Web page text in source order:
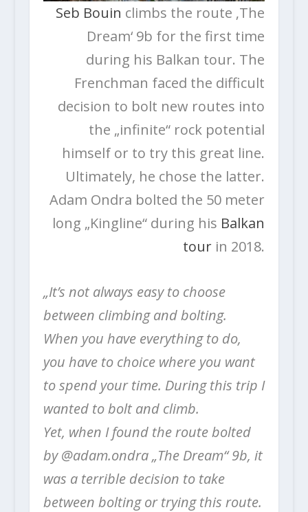
Seb Bouin climbs the route ‚The
Dream‘ 9b for the first time
during his Balkan tour. The
Frenchman faced the difficult
decision to bolt new routes into
the „infinite“ rock potential
himself or to try this great line.
Ultimately, he chose the latter.
Adam Ondra bolted the 50 meter
long „Kingline“ during his Balkan
tour in 2018.
„It’s not always easy to choose
between climbing and bolting.
When you have everything to do,
you have to choice where you want
to spend your time. During this trip I
wanted to bolt and climb.
Yet, when I found the route bolted
by @adam.ondra „The Dream“ 9b, it
was a terrible decision to take
between bolting or trying this route.